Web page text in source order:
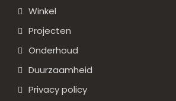
Winkel
Projecten
Onderhoud
Duurzaamheid
Privacy policy